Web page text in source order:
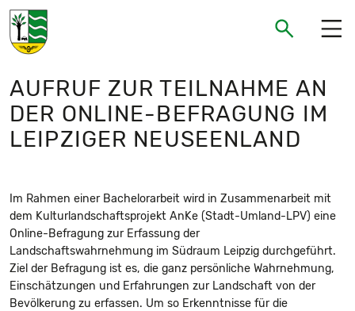
Gemeinde Neukieritzsch
Suchen
AUFRUF ZUR TEILNAHME AN
DER ONLINE-BEFRAGUNG IM
LEIPZIGER NEUSEENLAND
Im Rahmen einer Bachelorarbeit wird in Zusammenarbeit mit
dem Kulturlandschaftsprojekt AnKe (Stadt-Umland-LPV) eine
Online-Befragung zur Erfassung der
Landschaftswahrnehmung im Südraum Leipzig durchgeführt.
Ziel der Befragung ist es, die ganz persönliche Wahrnehmung,
Einschätzungen und Erfahrungen zur Landschaft von der
Bevölkerung zu erfassen. Um so Erkenntnisse für die